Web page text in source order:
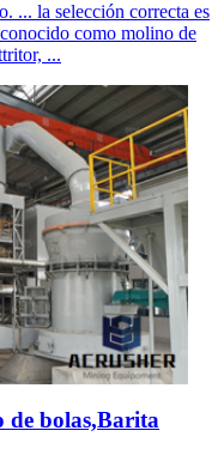
... la selección correcta es
como molino de
...
de bolas,Barita